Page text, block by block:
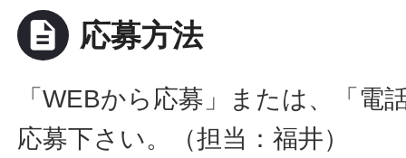
description 応募方法
「WEBから応募」または、「電
応募下さい。（担当：福井）